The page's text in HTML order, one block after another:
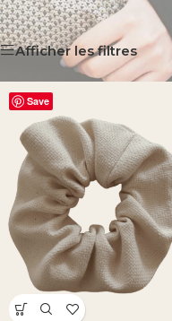
Voici le seul résultat
Afficher les filtres
Save